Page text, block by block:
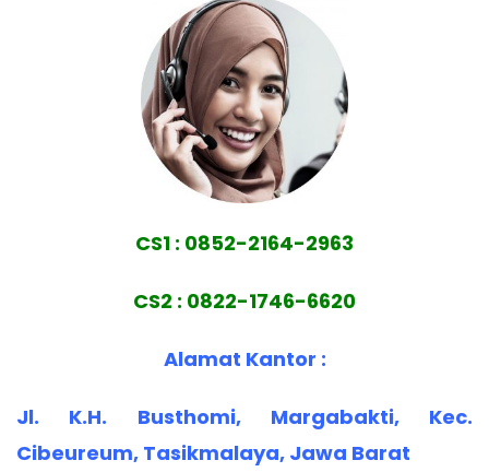
CS1 : 0852-2164-2963
CS2 : 0822-1746-6620
Alamat Kantor :
Jl. K.H. Busthomi, Margabakti, Kec.
Cibeureum, Tasikmalaya, Jawa Barat